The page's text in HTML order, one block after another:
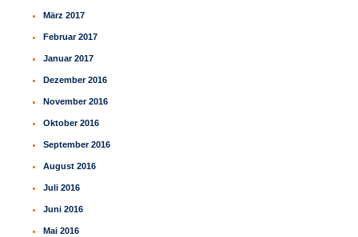
März 2017
Februar 2017
Januar 2017
Dezember 2016
November 2016
Oktober 2016
September 2016
August 2016
Juli 2016
Juni 2016
Mai 2016